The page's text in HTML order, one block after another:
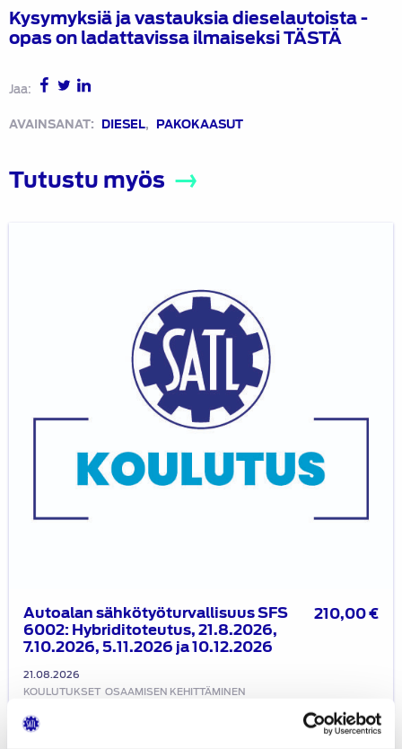
Kysymyksiä ja vastauksia dieselautoista -
opas on ladattavissa ilmaiseksiTÄSTÄ
AVAINSANAT: DIESEL, PAKOKAASUT
Jaa:
Tutustu myös
Autoalan sähkötyöturvallisuus SFS
6002: Hybriditoteutus, 21.8.2026,
7.10.2026, 5.11.2026 ja 10.12.2026
21.08.2026
KOULUTUKSET OSAAMISEN KEHITTÄMINEN
210,00€
10.12.2026
Webinaari: